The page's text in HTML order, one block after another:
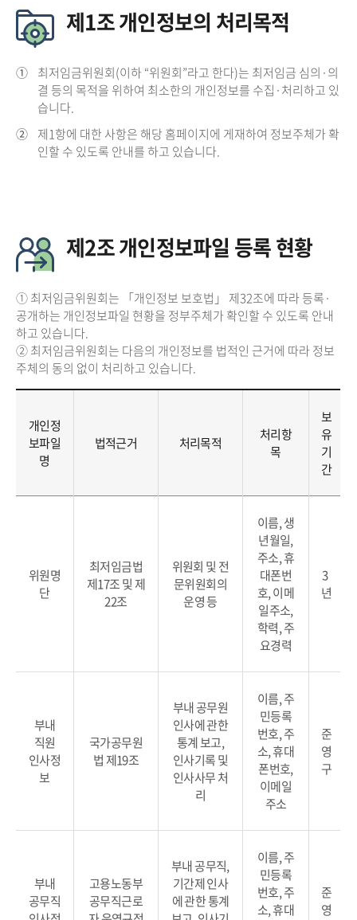
제1조 개인정보의 처리목적
① 최저임금위원회(이하 “위원회”라고 한다)는 최저임금 심의·의
결 등의 목적을 위하여 최소한의 개인정보를 수집·처리하고 있
습니다.
② 제1항에 대한 사항은 해당 홈페이지에 게재하여 정보주체가 확
인할 수 있도록 안내를 하고 있습니다.
제2조 개인정보파일 등록 현황
① 최저임금위원회는 「개인정보 보호법」 제32조에 따라 등록·
공개하는 개인정보파일 현황을 정부주체가 확인할 수 있도록 안내
하고 있습니다.
② 최저임금위원회는 다음의 개인정보를 법적인 근거에 따라 정보
주체의 동의 없이 처리하고 있습니다.
개인정
보파일
명
법적근거 처리목적
처리항
목
보
유
기
간
위원명
단
최저임금법
제17조 및 제
22조
위원회 및 전
문위원회의
운영 등
이름, 생
년월일,
주소, 휴
대폰번
호, 이메
일주소,
학력, 주
요경력
3
년
부내
직원
인사정
보
국가공무원
법 제19조
부내 공무원
인사에 관한
통계 보고,
인사기록 및
인사사무 처
리
이름, 주
민등록
번호, 주
소, 휴대
폰번호,
이메일
주소
준
영
구
부내
공무직
고용노동부
공무직근로
부내 공무직,
기간제 인사
에 관한 통계
이름, 주
민등록
번호, 주
소, 휴대
준
영